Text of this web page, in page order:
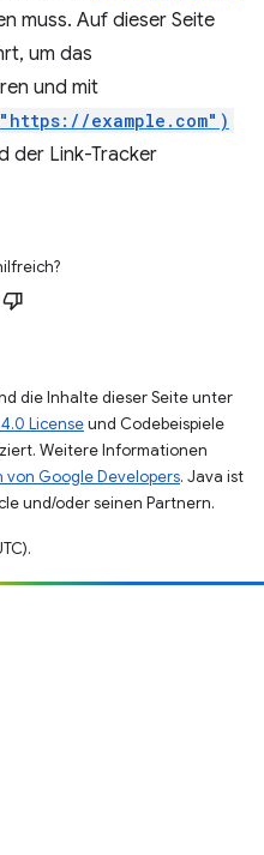
muss. Auf dieser Seite
um das
und mit
example.com")
der Link-Tracker
die Inhalte dieser Seite unter
Licenseund Codebeispiele
Weitere Informationen
von Google Developers. Java ist
und/oder seinen Partnern.